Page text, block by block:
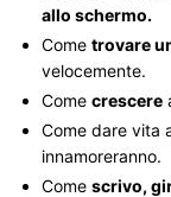
allo schermo.
Come trovare
velocemente.
Come crescere
Come dare vita
innamoreranno.
Come scrivo,